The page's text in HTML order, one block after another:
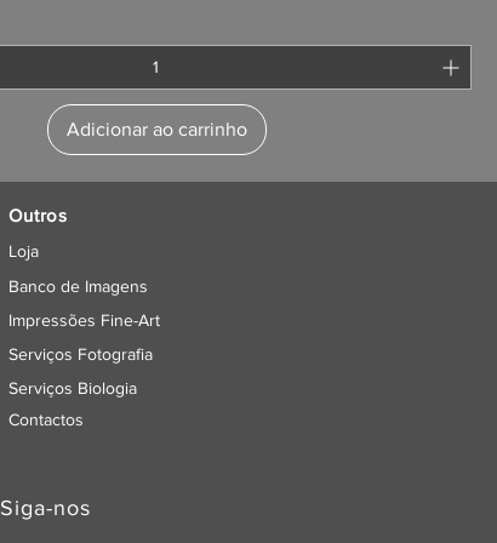
Adicionar ao carrinho
Outros
Loja
Banco de Imagens
Impressões Fine-Art
Serviços Fotografia
Serviços Biologia
Contactos
Siga-nos